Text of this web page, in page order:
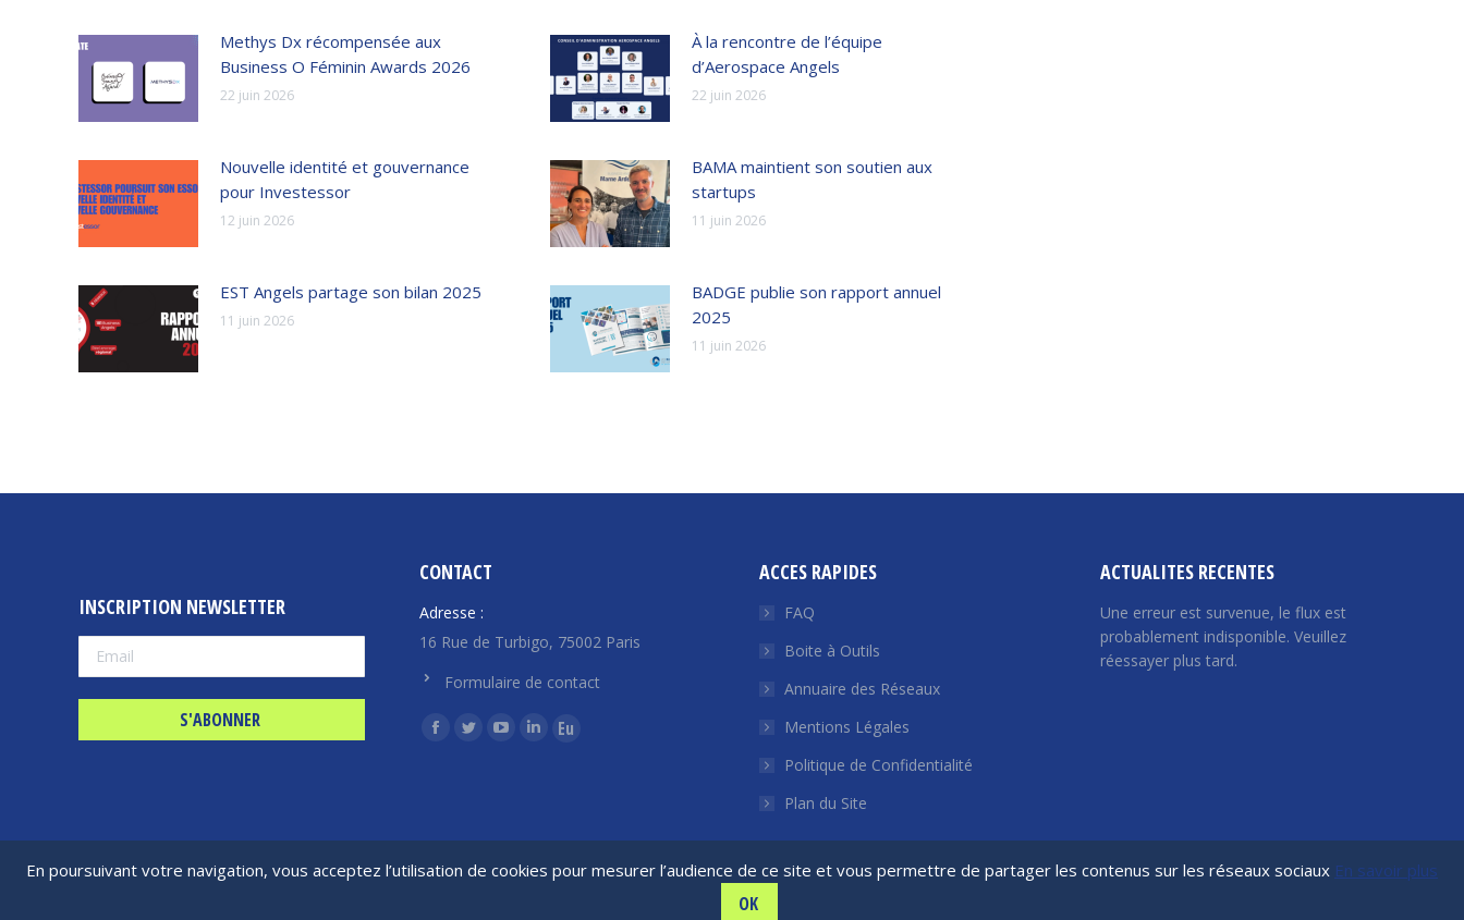
En poursuivant votre navigation, vous acceptez l’utilisation de cookies pour mesurer l’audience de ce site et vous permettre de partager les contenus sur les réseaux sociaux En savoir plus
OK
Methys Dx récompensée aux
Business O Féminin Awards 2026
22 juin 2026
À la rencontre de l’équipe
d’Aerospace Angels
22 juin 2026
Nouvelle identité et gouvernance
pour Investessor
12 juin 2026
BAMA maintient son soutien aux
startups
11 juin 2026
EST Angels partage son bilan 2025
11 juin 2026
BADGE publie son rapport annuel
2025
11 juin 2026
INSCRIPTION NEWSLETTER
CONTACT
Adresse :
16 Rue de Turbigo, 75002 Paris
Formulaire de contact
Trouvez nous sur :
La
une
La
une
La
une
La
une
La
une
ACCES RAPIDES
FAQ
Boite à Outils
Annuaire des Réseaux
Mentions Légales
Politique de Confidentialité
Plan du Site
ACTUALITES RECENTES
Une erreur est survenue, le flux est
probablement indisponible. Veuillez
réessayer plus tard.
France Angels | 2026 © Tous droits réservés